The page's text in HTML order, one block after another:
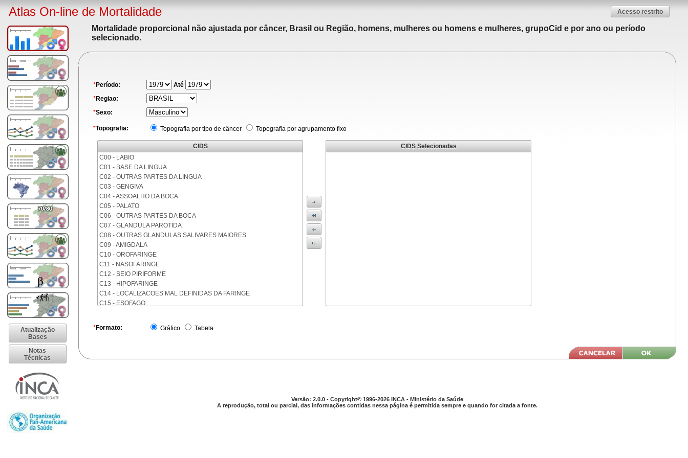
Atlas On-line de Mortalidade Acesso restrito
Atualização
Bases
Notas
Técnicas
Mortalidade proporcional não ajustada por câncer, Brasil ou Região, homens, mulheres ou homens e mulheres, grupoCid e por ano ou período
selecionado.
*Período:
Até
*Regiao:
*Sexo:
*Topografia: Topografia por tipo de câncer Topografia por agrupamento fixo
CIDS
C00 - LABIO
C01 - BASE DA LINGUA
C02 - OUTRAS PARTES DA LINGUA
C03 - GENGIVA
C04 - ASSOALHO DA BOCA
C05 - PALATO
C06 - OUTRAS PARTES DA BOCA
C07 - GLANDULA PAROTIDA
C08 - OUTRAS GLANDULAS SALIVARES MAIORES
C09 - AMIGDALA
C10 - OROFARINGE
C11 - NASOFARINGE
C12 - SEIO PIRIFORME
C13 - HIPOFARINGE
C14 - LOCALIZACOES MAL DEFINIDAS DA FARINGE
C15 - ESOFAGO
C17 - INTESTINO DELGADO
C21 - ANUS E CANAL ANAL
C26 - LOCALIZACOES MAL DEFINIDAS NO APARELHO DIGESTIVO
CIDS Selecionadas
*Formato: Gráfico Tabela
Versão: 2.0.0 - Copyright© 1996-2026 INCA - Ministério da Saúde
A reprodução, total ou parcial, das informações contidas nessa página é permitida sempre e quando for citada a fonte.